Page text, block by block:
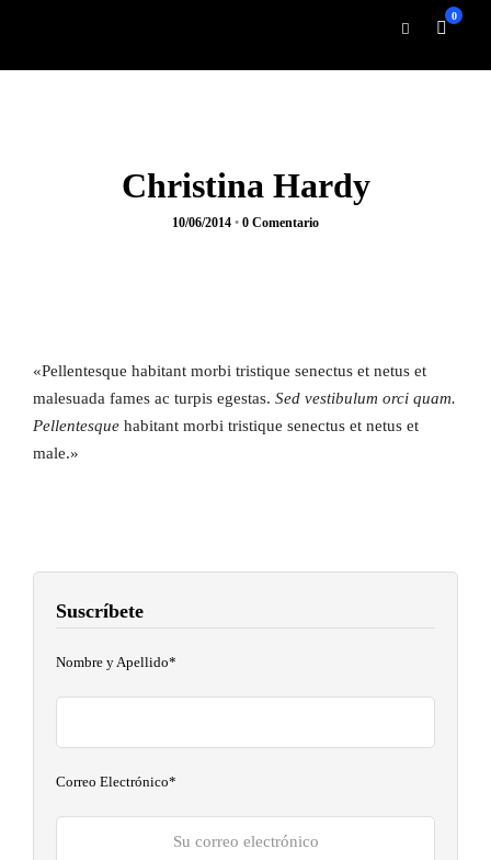
0
Christina Hardy
10/06/2014 • 0 Comentario
«Pellentesque habitant morbi tristique senectus et netus et
malesuada fames ac turpis egestas. Sed vestibulum orci quam.
Pellentesque habitant morbi tristique senectus et netus et
male.»
Suscríbete
Nombre y Apellido*
Correo Electrónico*